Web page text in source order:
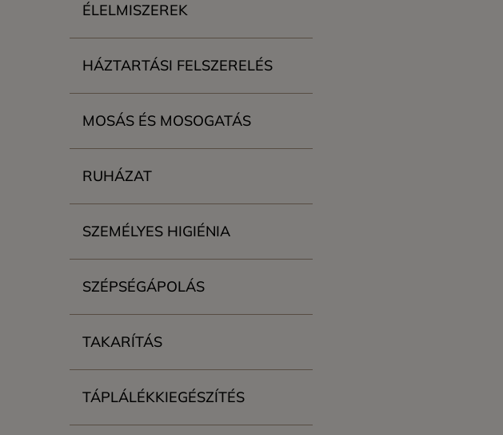
ÉLELMISZEREK
HÁZTARTÁSI FELSZERELÉS
MOSÁS ÉS MOSOGATÁS
RUHÁZAT
SZEMÉLYES HIGIÉNIA
SZÉPSÉGÁPOLÁS
TAKARÍTÁS
TÁPLÁLÉKKIEGÉSZÍTÉS